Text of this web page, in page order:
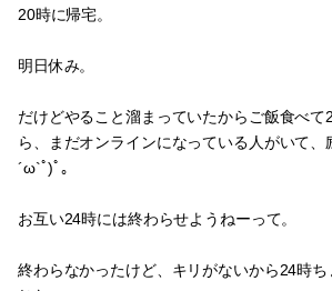
20時に帰宅。
明日休み。
だけどやること溜まっていたからご飯食べて
ら、まだオンラインになっている人がいて、
´ω`ﾟ)ﾟ｡
お互い24時には終わらせようねーって。
終わらなかったけど、キリがないから24時